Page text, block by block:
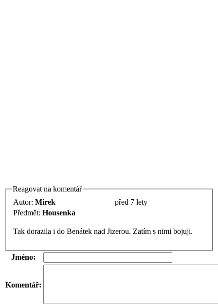
Reagovat na komentář
Autor: Mirek
před 7 lety
Předmět: Housenka
Tak dorazila i do Benátek nad Jizerou. Zatím s nimi bojuji.
Jméno:
Komentář: